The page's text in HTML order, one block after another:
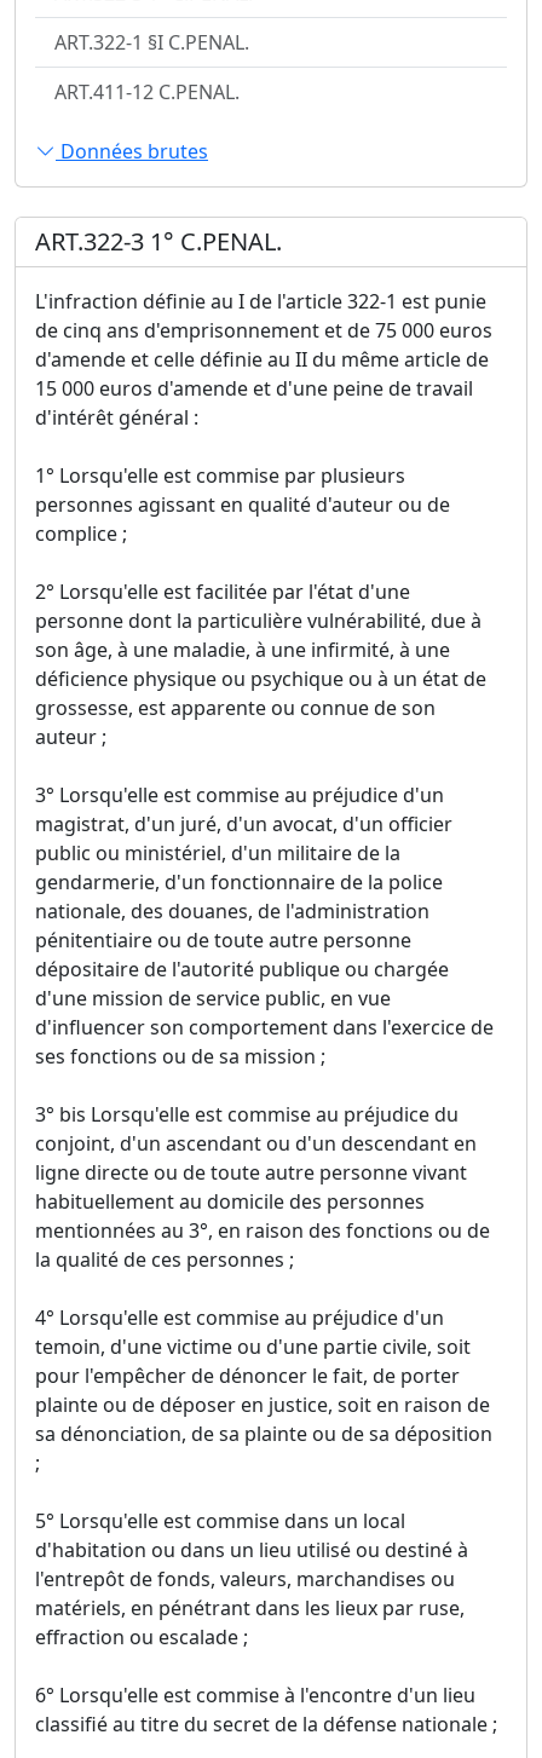
ART.322-1 §I C.PENAL.
ART.411-12 C.PENAL.
Données brutes
ART.322-3 1° C.PENAL.
L'infraction définie au I de l'article 322-1 est punie
de cinq ans d'emprisonnement et de 75 000 euros
d'amende et celle définie au II du même article de
15 000 euros d'amende et d'une peine de travail
d'intérêt général :
1° Lorsqu'elle est commise par plusieurs
personnes agissant en qualité d'auteur ou de
complice ;
2° Lorsqu'elle est facilitée par l'état d'une
personne dont la particulière vulnérabilité, due à
son âge, à une maladie, à une infirmité, à une
déficience physique ou psychique ou à un état de
grossesse, est apparente ou connue de son
auteur ;
3° Lorsqu'elle est commise au préjudice d'un
magistrat, d'un juré, d'un avocat, d'un officier
public ou ministériel, d'un militaire de la
gendarmerie, d'un fonctionnaire de la police
nationale, des douanes, de l'administration
pénitentiaire ou de toute autre personne
dépositaire de l'autorité publique ou chargée
d'une mission de service public, en vue
d'influencer son comportement dans l'exercice de
ses fonctions ou de sa mission ;
3° bis Lorsqu'elle est commise au préjudice du
conjoint, d'un ascendant ou d'un descendant en
ligne directe ou de toute autre personne vivant
habituellement au domicile des personnes
mentionnées au 3°, en raison des fonctions ou de
la qualité de ces personnes ;
4° Lorsqu'elle est commise au préjudice d'un
temoin, d'une victime ou d'une partie civile, soit
pour l'empêcher de dénoncer le fait, de porter
plainte ou de déposer en justice, soit en raison de
sa dénonciation, de sa plainte ou de sa déposition
;
5° Lorsqu'elle est commise dans un local
d'habitation ou dans un lieu utilisé ou destiné à
l'entrepôt de fonds, valeurs, marchandises ou
matériels, en pénétrant dans les lieux par ruse,
effraction ou escalade ;
6° Lorsqu'elle est commise à l'encontre d'un lieu
classifié au titre du secret de la défense nationale ;